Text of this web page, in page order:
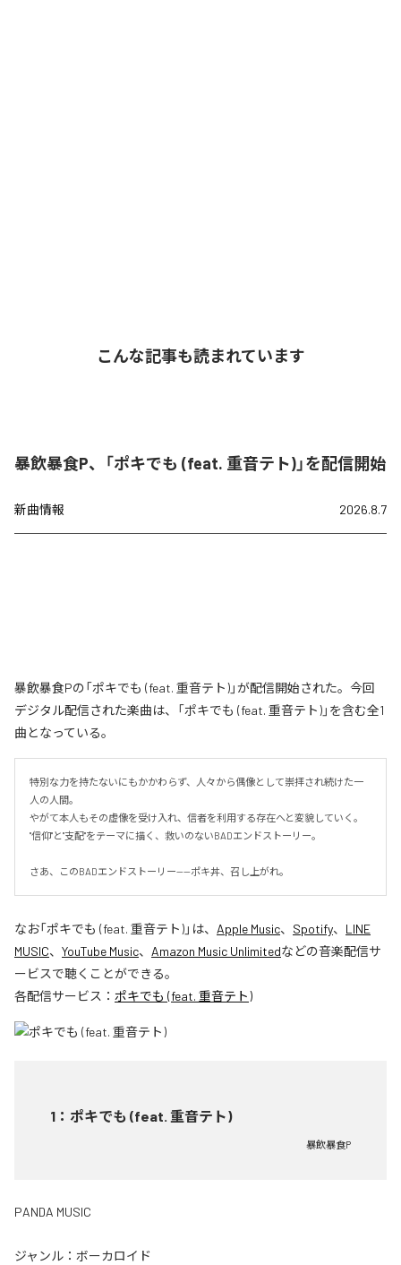
こんな記事も読まれています
暴飲暴食P、「ポキでも (feat. 重音テト)」を配信開始
新曲情報 2026.8.7
暴飲暴食Pの「ポキでも (feat. 重音テト)」が配信開始された。今回
デジタル配信された楽曲は、「ポキでも (feat. 重音テト)」を含む全1
曲となっている。
特別な力を持たないにもかかわらず、人々から偶像として崇拝され続けた一
人の人間。
やがて本人もその虚像を受け入れ、信者を利用する存在へと変貌していく。
"信仰"と"支配"をテーマに描く、救いのないBADエンドストーリー。
さあ、このBADエンドストーリー——ポキ丼、召し上がれ。
なお「ポキでも (feat. 重音テト)」は、 Apple Music、 Spotify、 LINE
MUSIC、 YouTube Music、 Amazon Music Unlimitedなどの音楽配信サ
ービスで聴くことができる。
各配信サービス： ポキでも (feat. 重音テト)
1 ： ポキでも (feat. 重音テト)
暴飲暴食P
PANDA MUSIC
ジャンル： ボーカロイド